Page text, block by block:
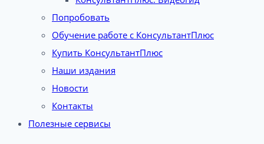
Попробовать
Обучение работе с КонсультантПлюс
Купить КонсультантПлюс
Наши издания
Новости
Контакты
Полезные сервисы